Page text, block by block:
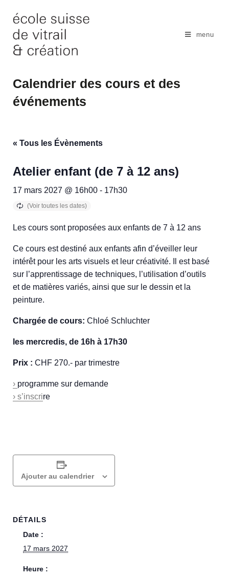
content
menu
Calendrier des cours et des
événements
« Tous les Évènements
Atelier enfant (de 7 à 12 ans)
17 mars 2027 @ 16h00 - 17h30
Les cours sont proposées aux enfants de 7 à 12 ans
Ce cours est destiné aux enfants afin d’éveiller leur
intérêt pour les arts visuels et leur créativité. Il est basé
sur l’apprentissage de techniques, l’utilisation d’outils
et de matières variés, ainsi que sur le dessin et la
peinture.
Chargée de cours: Chloé Schluchter
les mercredis, de 16h à 17h30
Prix : CHF 270.- par trimestre
› programme sur demande
› s’inscrire
Ajouter au calendrier
DÉTAILS
Date :
17 mars 2027
Heure :